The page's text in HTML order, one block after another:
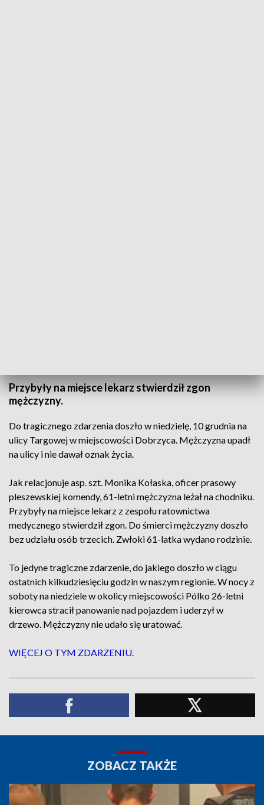
Przybyły na miejsce lekarz stwierdził zgon
mężczyzny.
Do tragicznego zdarzenia doszło w niedzielę, 10 grudnia na
ulicy Targowej w miejscowości Dobrzyca. Mężczyzna upadł
na ulicy i nie dawał oznak życia.
Jak relacjonuje asp. szt. Monika Kołaska, oficer prasowy
pleszewskiej komendy, 61-letni mężczyzna leżał na chodniku.
Przybyły na miejsce lekarz z zespołu ratownictwa
medycznego stwierdził zgon. Do śmierci mężczyzny doszło
bez udziału osób trzecich. Zwłoki 61-latka wydano rodzinie.
To jedyne tragiczne zdarzenie, do jakiego doszło w ciągu
ostatnich kilkudziesięciu godzin w naszym regionie. W nocy z
soboty na niedziele w okolicy miejscowości Pólko 26-letni
kierowca stracił panowanie nad pojazdem i uderzył w
drzewo. Mężczyzny nie udało się uratować.
WIĘCEJ O TYM ZDARZENIU.
ZOBACZ TAKŻE